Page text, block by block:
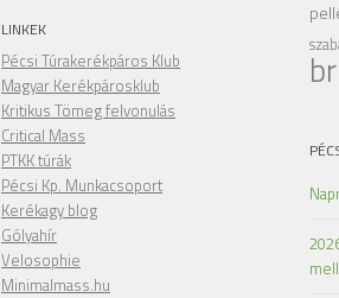
LINKEK
Pécsi Túrakerékpáros Klub
Magyar Kerékpárosklub
Kritikus Tömeg felvonulás
Critical Mass
PTKK túrák
Pécsi Kp. Munkacsoport
Kerékagy blog
Gólyahír
Velosophie
Minimalmass.hu